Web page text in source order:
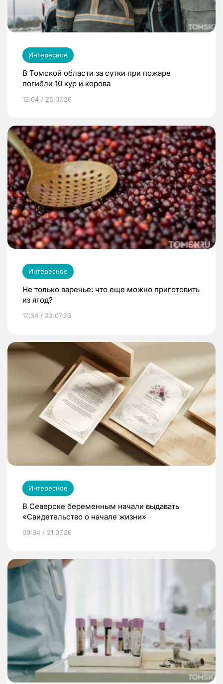
Интересное
В Томской области за сутки при пожаре
погибли 10 кур и корова
12:04 / 25.07.26
Интересное
Не только варенье: что еще можно приготовить
из ягод?
17:34 / 22.07.26
Интересное
В Северске беременным начали выдавать
«Свидетельство о начале жизни»
09:34 / 21.07.26